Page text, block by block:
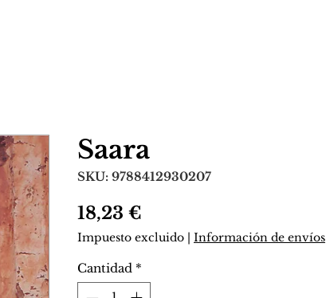
Saara
SKU: 9788412930207
18,23 €
Impuesto excluido | Información de envíos
Cantidad *